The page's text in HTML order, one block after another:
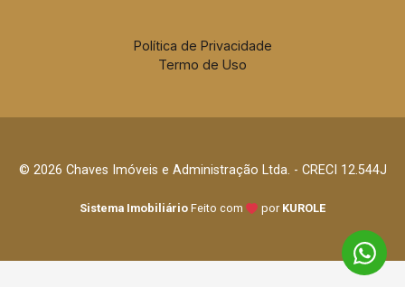
Política de Privacidade
Termo de Uso
© 2026 Chaves Imóveis e Administração Ltda. - CRECI 12.544J
Sistema Imobiliário Feito com por KUROLE